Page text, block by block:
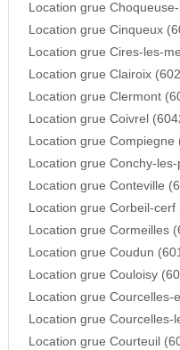
Location grue
Location grue Cinqueux
Location grue Cires-les-
Location grue Clairoix
Location grue Clermont
Location grue Coivrel
Location grue Compiegne
Location grue Conchy-
Location grue Conteville
Location grue Corbeil-cerf
Location grue Cormeilles
Location grue Coudun
Location grue Couloisy
Location grue Courcelles-
Location grue Courcelles-
Location grue Courteuil